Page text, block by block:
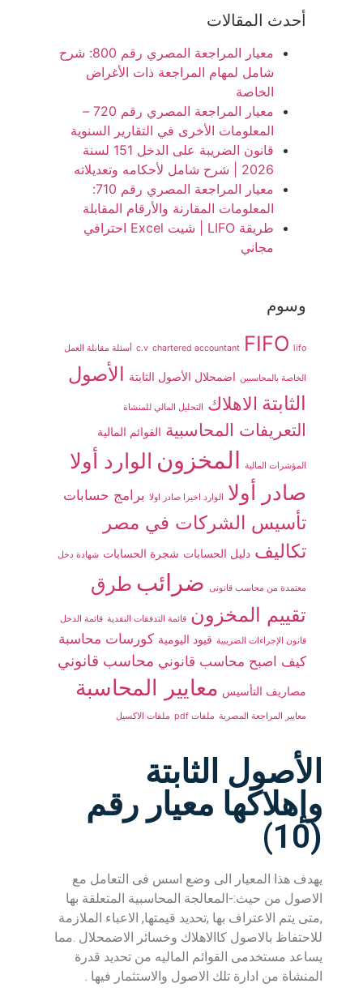
أحدث المقالات
معيار المراجعة المصري رقم 800: شرح
شامل لمهام المراجعة ذات الأغراض
الخاصة
معيار المراجعة المصري رقم 720 –
المعلومات الأخرى في التقارير السنوية
قانون الضريبة على الدخل 151 لسنة
2026 | شرح شامل لأحكامه وتعديلاته
معيار المراجعة المصري رقم 710:
المعلومات المقارنة والأرقام المقابلة
طريقة LIFO | شيت Excel احترافي
مجاني
وسوم
c.v chartered accountant FIFO lifo أسئلة مقابلة العمل
الخاصة بالمحاسبين اضمحلال الأصول الثابتة الأصول
الثابتة الاهلاك التحليل المالي للمنشاة
التعريفات المحاسبية القوائم المالية
المؤشرات المالية المخزون الوارد أولا
صادر أولا الوارد اخيرا صادر اولا برامج حسابات
تأسيس الشركات في مصر
تكاليف دليل الحسابات شجرة الحسابات شهادة دخل
معتمدة من محاسب قانونى ضرائب طرق
تقييم المخزون قائمة التدفقات النقدية قائمة الدخل
قانون الإجراءات الضريبية قيود اليومية كورسات محاسبة
كيف اصبح محاسب قانوني محاسب قانوني
مصاريف التأسيس معايير المحاسبة
معايير المراجعة المصرية ملفات pdf ملفات الاكسيل
الأصول الثابتة
وإهلاكها معيار رقم
(10)
يهدف هذا المعيار الى وضع اسس فى التعامل مع
الاصول من حيث:-المعالجة المحاسبية المتعلقة بها
,متى يتم الاعتراف بها ,تحديد قيمتها, الاعباء الملازمة
للاحتفاظ بالاصول كاالاهلاك وخسائر الاضمحلال .مما
يساعد مستخدمى القوائم الماليه من تحديد قدرة
المنشاة من ادارة تلك الاصول والاستثمار فيها .